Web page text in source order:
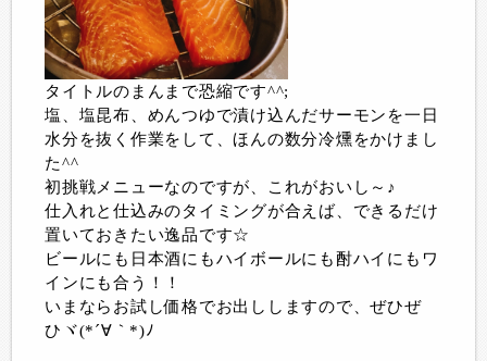
タイトルのまんまで恐縮です^^;
塩、塩昆布、めんつゆで漬け込んだサーモンを一日
水分を抜く作業をして、ほんの数分冷燻をかけまし
た^^
初挑戦メニューなのですが、これがおいし～♪
仕入れと仕込みのタイミングが合えば、できるだけ
置いておきたい逸品です☆
ビールにも日本酒にもハイボールにも酎ハイにもワ
インにも合う！！
いまならお試し価格でお出ししますので、ぜひぜ
ひヾ(*´∀｀*)ﾉ